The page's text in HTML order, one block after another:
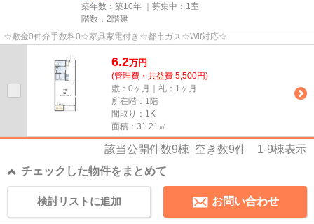
築年数：築10年 ｜募集中： 1室
階数：2階建
☆敷金0仲介手数料0☆家具家電付き☆都市ガス☆Wif対応☆
6.2万円
(管理費・共益費 5,500円)
敷：0ヶ月｜礼：1ヶ月
所在階：1階
間取り：1K
面積：31.21㎡
該当公開件数9棟 空き数9件 1-9棟表示
チェックした物件をまとめて
お問い合わせ
検討リストに追加